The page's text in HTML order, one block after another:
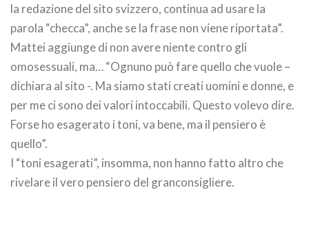
la redazione del sito svizzero, continua ad usare la
parola “checca”, anche se la frase non viene riportata”.
Mattei aggiunge di non avere niente contro gli
omosessuali, ma… “Ognuno può fare quello che vuole –
dichiara al sito -. Ma siamo stati creati uomini e donne, e
per me ci sono dei valori intoccabili. Questo volevo dire.
Forse ho esagerato i toni, va bene, ma il pensiero è
quello”.
I “toni esagerati”, insomma, non hanno fatto altro che
rivelare il vero pensiero del granconsigliere.